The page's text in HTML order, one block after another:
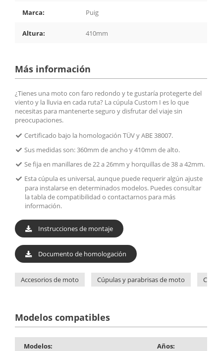
Marca: Puig
Altura: 410mm
Más información
¿Tienes una moto con faro redondo y te gustaría protegerte del
viento y la lluvia en cada ruta? La cúpula Custom I es lo que
necesitas para mantenerte seguro y disfrutar del viaje sin
preocupaciones.
Certificado bajo la homologación TÜV y ABE 38007.
Sus medidas son: 360mm de ancho y 410mm de alto.
Se fija en manillares de 22 a 26mm y horquillas de 38 a 42mm.
Esta cúpula es universal, aunque puede requerir algún ajuste
para instalarse en determinados modelos. Puedes consultar
la tabla de compatibilidad o contactarnos para más
información.
Instrucciones de montaje
Documento de homologación
Accesorios de moto Cúpulas y parabrisas de moto
Modelos compatibles
Modelos: Años: